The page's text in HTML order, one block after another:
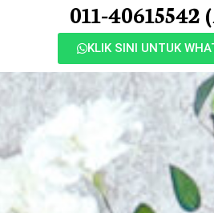
011-
KLIK SINI UNTUK